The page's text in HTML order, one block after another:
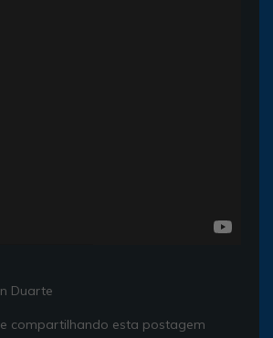
Duarte
compartilhando esta postagem